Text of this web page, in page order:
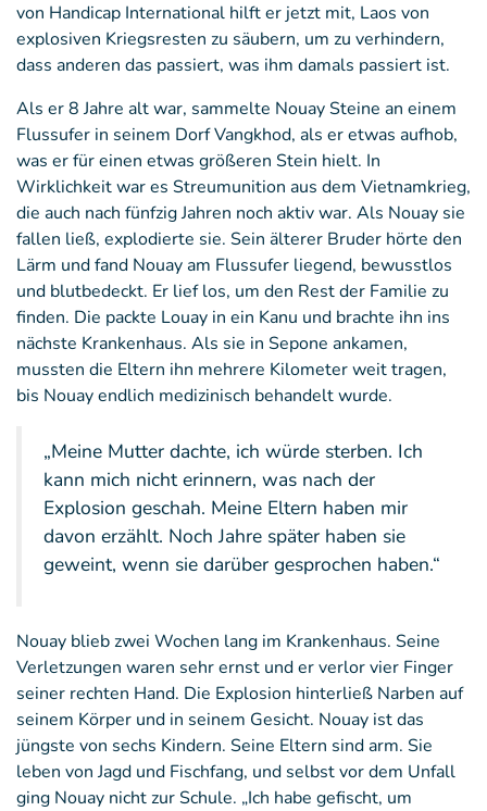
von Handicap International hilft er jetzt mit, Laos von
explosiven Kriegsresten zu säubern, um zu verhindern,
dass anderen das passiert, was ihm damals passiert ist.
Als er 8 Jahre alt war, sammelte Nouay Steine an einem
Flussufer in seinem Dorf Vangkhod, als er etwas aufhob,
was er für einen etwas größeren Stein hielt. In
Wirklichkeit war es Streumunition aus dem Vietnamkrieg,
die auch nach fünfzig Jahren noch aktiv war. Als Nouay sie
fallen ließ, explodierte sie. Sein älterer Bruder hörte den
Lärm und fand Nouay am Flussufer liegend, bewusstlos
und blutbedeckt. Er lief los, um den Rest der Familie zu
finden. Die packte Louay in ein Kanu und brachte ihn ins
nächste Krankenhaus. Als sie in Sepone ankamen,
mussten die Eltern ihn mehrere Kilometer weit tragen,
bis Nouay endlich medizinisch behandelt wurde.
„Meine Mutter dachte, ich würde sterben. Ich
kann mich nicht erinnern, was nach der
Explosion geschah. Meine Eltern haben mir
davon erzählt. Noch Jahre später haben sie
geweint, wenn sie darüber gesprochen haben.“
Nouay blieb zwei Wochen lang im Krankenhaus. Seine
Verletzungen waren sehr ernst und er verlor vier Finger
seiner rechten Hand. Die Explosion hinterließ Narben auf
seinem Körper und in seinem Gesicht. Nouay ist das
jüngste von sechs Kindern. Seine Eltern sind arm. Sie
leben von Jagd und Fischfang, und selbst vor dem Unfall
ging Nouay nicht zur Schule. „Ich habe gefischt, um